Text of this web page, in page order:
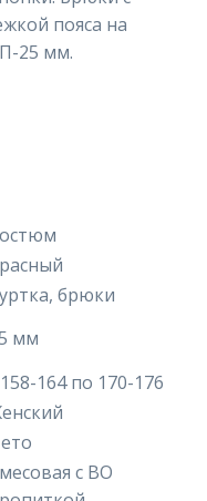
пояса на
25 мм.
брюки
мм
164 по 170-176
с ВО